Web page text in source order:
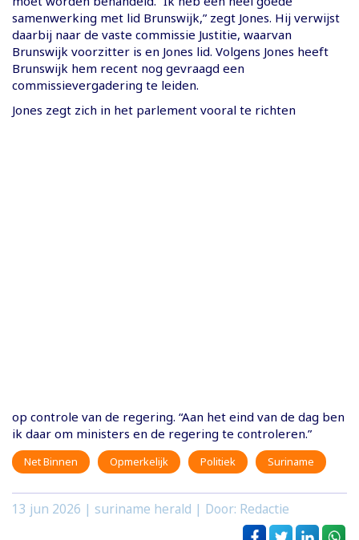
samenwerking met lid Brunswijk,” zegt Jones. Hij verwijst
daarbij naar de vaste commissie Justitie, waarvan
Brunswijk voorzitter is en Jones lid. Volgens Jones heeft
Brunswijk hem recent nog gevraagd een
commissievergadering te leiden.
Jones zegt zich in het parlement vooral te richten
op controle van de regering. “Aan het eind van de dag ben
ik daar om ministers en de regering te controleren.”
Net Binnen Opmerkelijk Politiek Suriname
13 jun 2026 | suriname herald | Door: Redactie